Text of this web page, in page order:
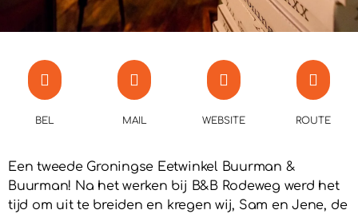
BEL MAIL WEBSITE ROUTE
Een tweede Groningse Eetwinkel Buurman &
Buurman! Na het werken bij B&B Rodeweg werd het
tijd om uit te breiden en kregen wij, Sam en Jene, de